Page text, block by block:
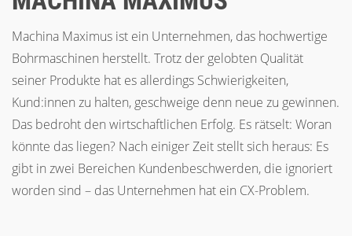
Machina Maximus ist ein Unternehmen, das hochwertige
Bohrmaschinen herstellt. Trotz der gelobten Qualität
seiner Produkte hat es allerdings Schwierigkeiten,
Kund:innen zu halten, geschweige denn neue zu gewinnen.
Das bedroht den wirtschaftlichen Erfolg. Es rätselt: Woran
könnte das liegen? Nach einiger Zeit stellt sich heraus: Es
gibt in zwei Bereichen Kundenbeschwerden, die ignoriert
worden sind – das Unternehmen hat ein CX-Problem.